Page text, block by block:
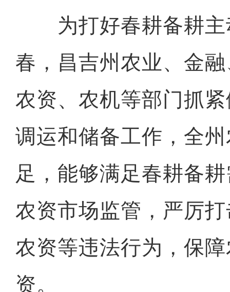
为打好春耕备耕主
春，昌吉州农业、金
农资、农机等部门抓
调运和储备工作，全
足，能够满足春耕备
农资市场监管，严厉
农资等违法行为，保
资。